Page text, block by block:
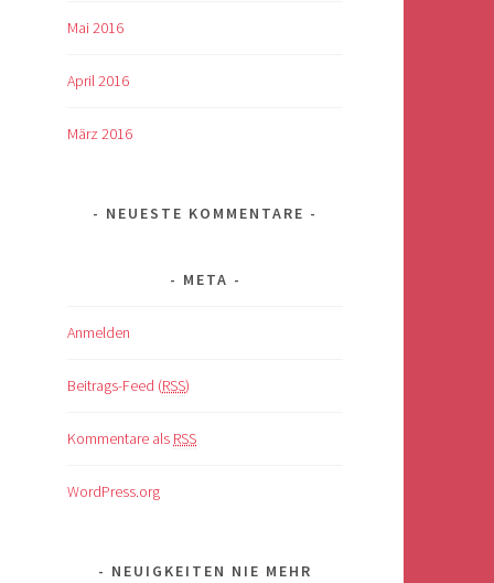
Mai 2016
April 2016
März 2016
NEUESTE KOMMENTARE
META
Anmelden
Beitrags-Feed (RSS)
Kommentare als RSS
WordPress.org
NEUIGKEITEN NIE MEHR